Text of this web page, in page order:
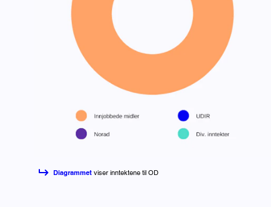
Diagrammet viser inntektene til OD